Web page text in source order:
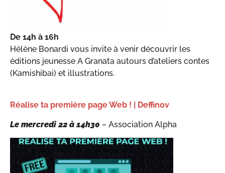
De 14h à 16h
Hélène Bonardi vous invite à venir découvrir les
éditions jeunesse A Granata autours d’ateliers contes
(Kamishibai) et illustrations.
Réalise ta première page Web ! | Deffinov
Le mercredi 22 à 14h30 – Association Alpha